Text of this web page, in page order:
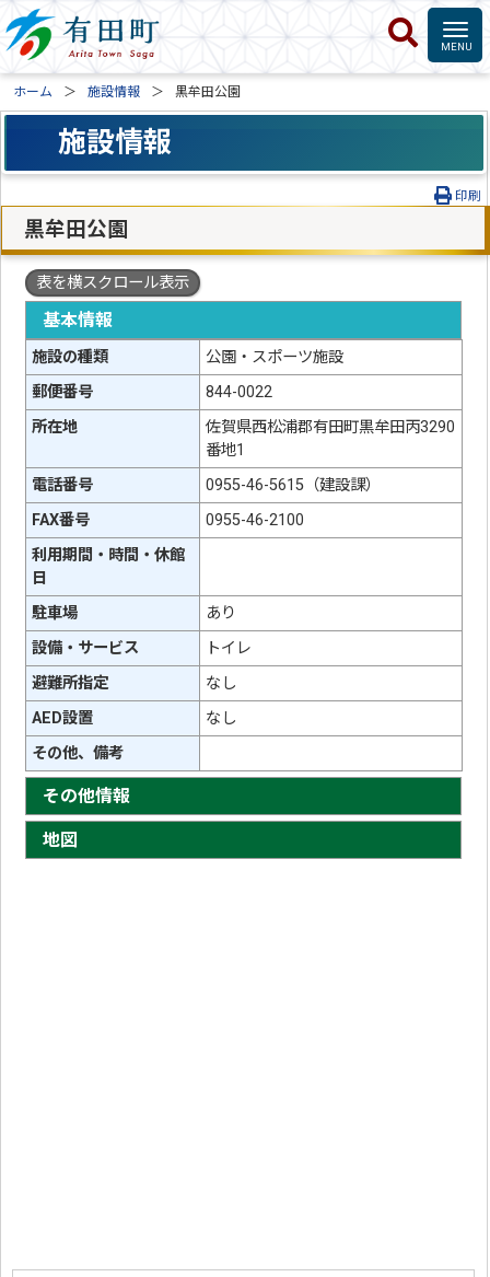
ホーム 施設情報 黒牟田公園
施設情報
印刷
黒牟田公園
表を横スクロール表示
基本情報
施設の種類
公園・スポーツ施設
郵便番号
844-0022
所在地
佐賀県西松浦郡有田町黒牟田丙3290
番地1
電話番号
0955-46-5615（建設課）
FAX番号
0955-46-2100
利用期間・時間・休館
日
駐車場
あり
設備・サービス
トイレ
避難所指定
なし
AED設置
なし
その他、備考
その他情報
地図